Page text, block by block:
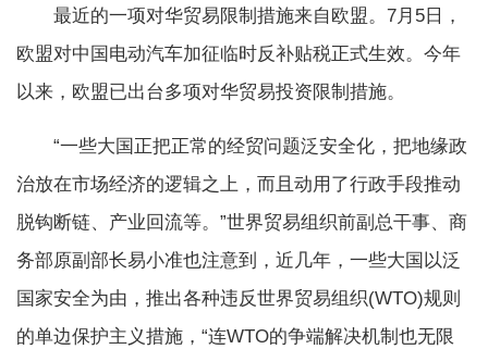
最近的一项对华贸易限制措施来自欧盟。7月5日，
欧盟对中国电动汽车加征临时反补贴税正式生效。今年
以来，欧盟已出台多项对华贸易投资限制措施。
“一些大国正把正常的经贸问题泛安全化，把地缘政
治放在市场经济的逻辑之上，而且动用了行政手段推动
脱钩断链、产业回流等。”世界贸易组织前副总干事、商
务部原副部长易小准也注意到，近几年，一些大国以泛
国家安全为由，推出各种违反世界贸易组织(WTO)规则
的单边保护主义措施，“连WTO的争端解决机制也无限